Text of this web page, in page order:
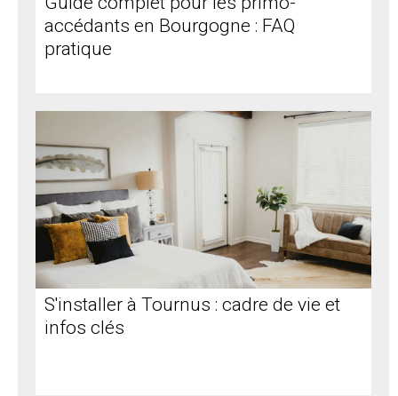
accédants en Bourgogne : FAQ
pratique
S'installer à Tournus : cadre de vie et
infos clés